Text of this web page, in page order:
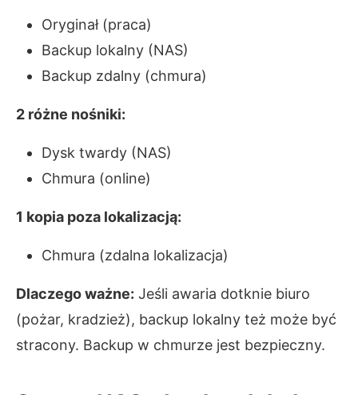
Oryginał (praca)
Backup lokalny (NAS)
Backup zdalny (chmura)
2 różne nośniki:
Dysk twardy (NAS)
Chmura (online)
1 kopia poza lokalizacją:
Chmura (zdalna lokalizacja)
Dlaczego ważne: Jeśli awaria dotknie biuro
(pożar, kradzież), backup lokalny też może być
stracony. Backup w chmurze jest bezpieczny.